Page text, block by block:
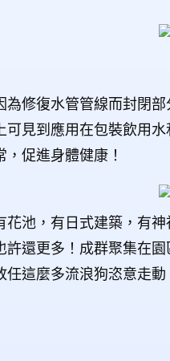
為修復水管管線而封閉
可見到應用在包裝飲用
，促進身體健康！
花池，有日式建築，有
許還更多！成群聚集在
任這麼多流浪狗恣意走